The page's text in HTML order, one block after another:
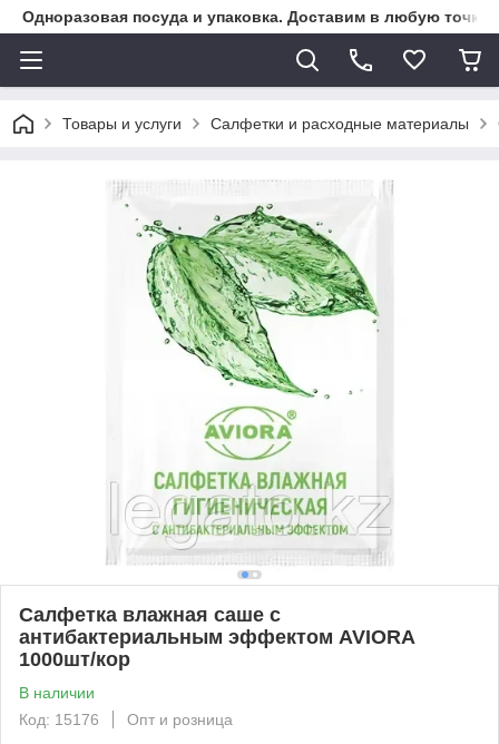
Одноразовая посуда и упаковка. Доставим в любую точку
Товары и услуги Салфетки и расходные материалы
Салфетка влажная саше с
антибактериальным эффектом AVIORA
1000шт/кор
В наличии
Код: 15176
Опт и розница